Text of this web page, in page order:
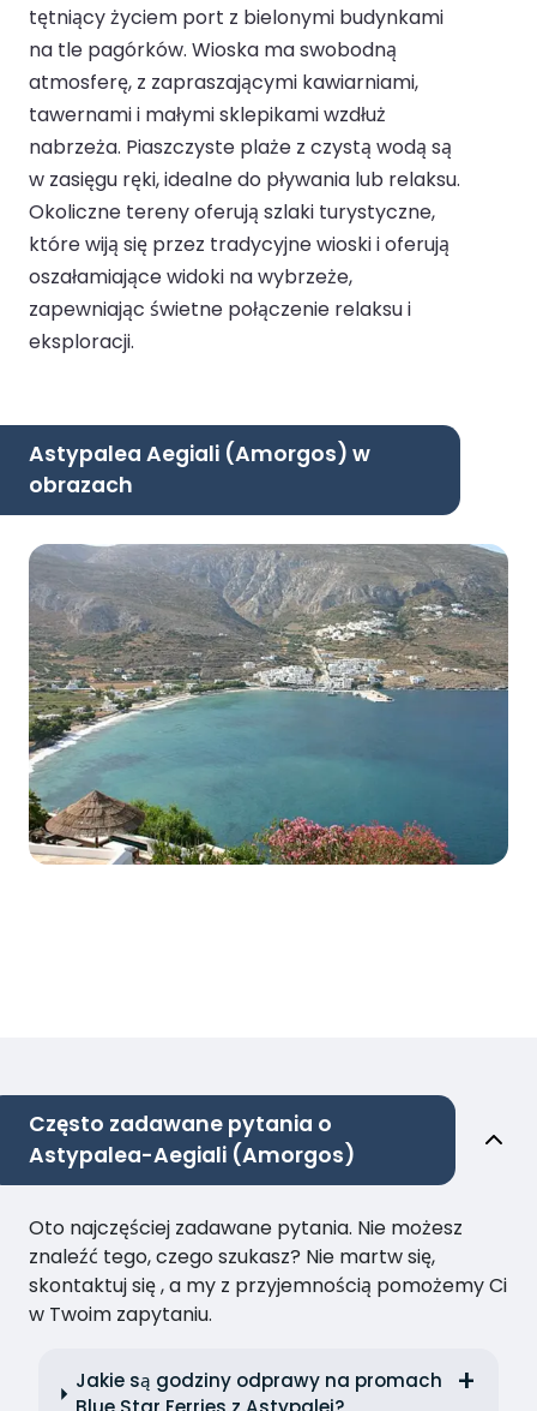
tętniący życiem port z bielonymi budynkami
na tle pagórków. Wioska ma swobodną
atmosferę, z zapraszającymi kawiarniami,
tawernami i małymi sklepikami wzdłuż
nabrzeża. Piaszczyste plaże z czystą wodą są
w zasięgu ręki, idealne do pływania lub relaksu.
Okoliczne tereny oferują szlaki turystyczne,
które wiją się przez tradycyjne wioski i oferują
oszałamiające widoki na wybrzeże,
zapewniając świetne połączenie relaksu i
eksploracji.
Astypalea Aegiali (Amorgos) w
obrazach
Często zadawane pytania o
Astypalea-Aegiali (Amorgos)
Oto najczęściej zadawane pytania. Nie możesz
znaleźć tego, czego szukasz? Nie martw się,
skontaktuj się , a my z przyjemnością pomożemy Ci
w Twoim zapytaniu.
Jakie są godziny odprawy na promach